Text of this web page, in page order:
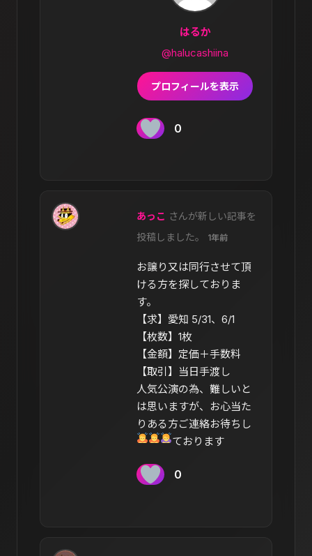
はるか
@halucashiina
プロフィールを表示
0
あっこ さんが新しい記事を
投稿しました。
1年前
お譲り又は同行させて頂
ける方を探しておりま
す。
【求】愛知 5/31、6/1
【枚数】1枚
【金額】定価＋手数料
【取引】当日手渡し
人気公演の為、難しいと
は思いますが、お心当た
りある方ご連絡お待ちし
ております‍
0